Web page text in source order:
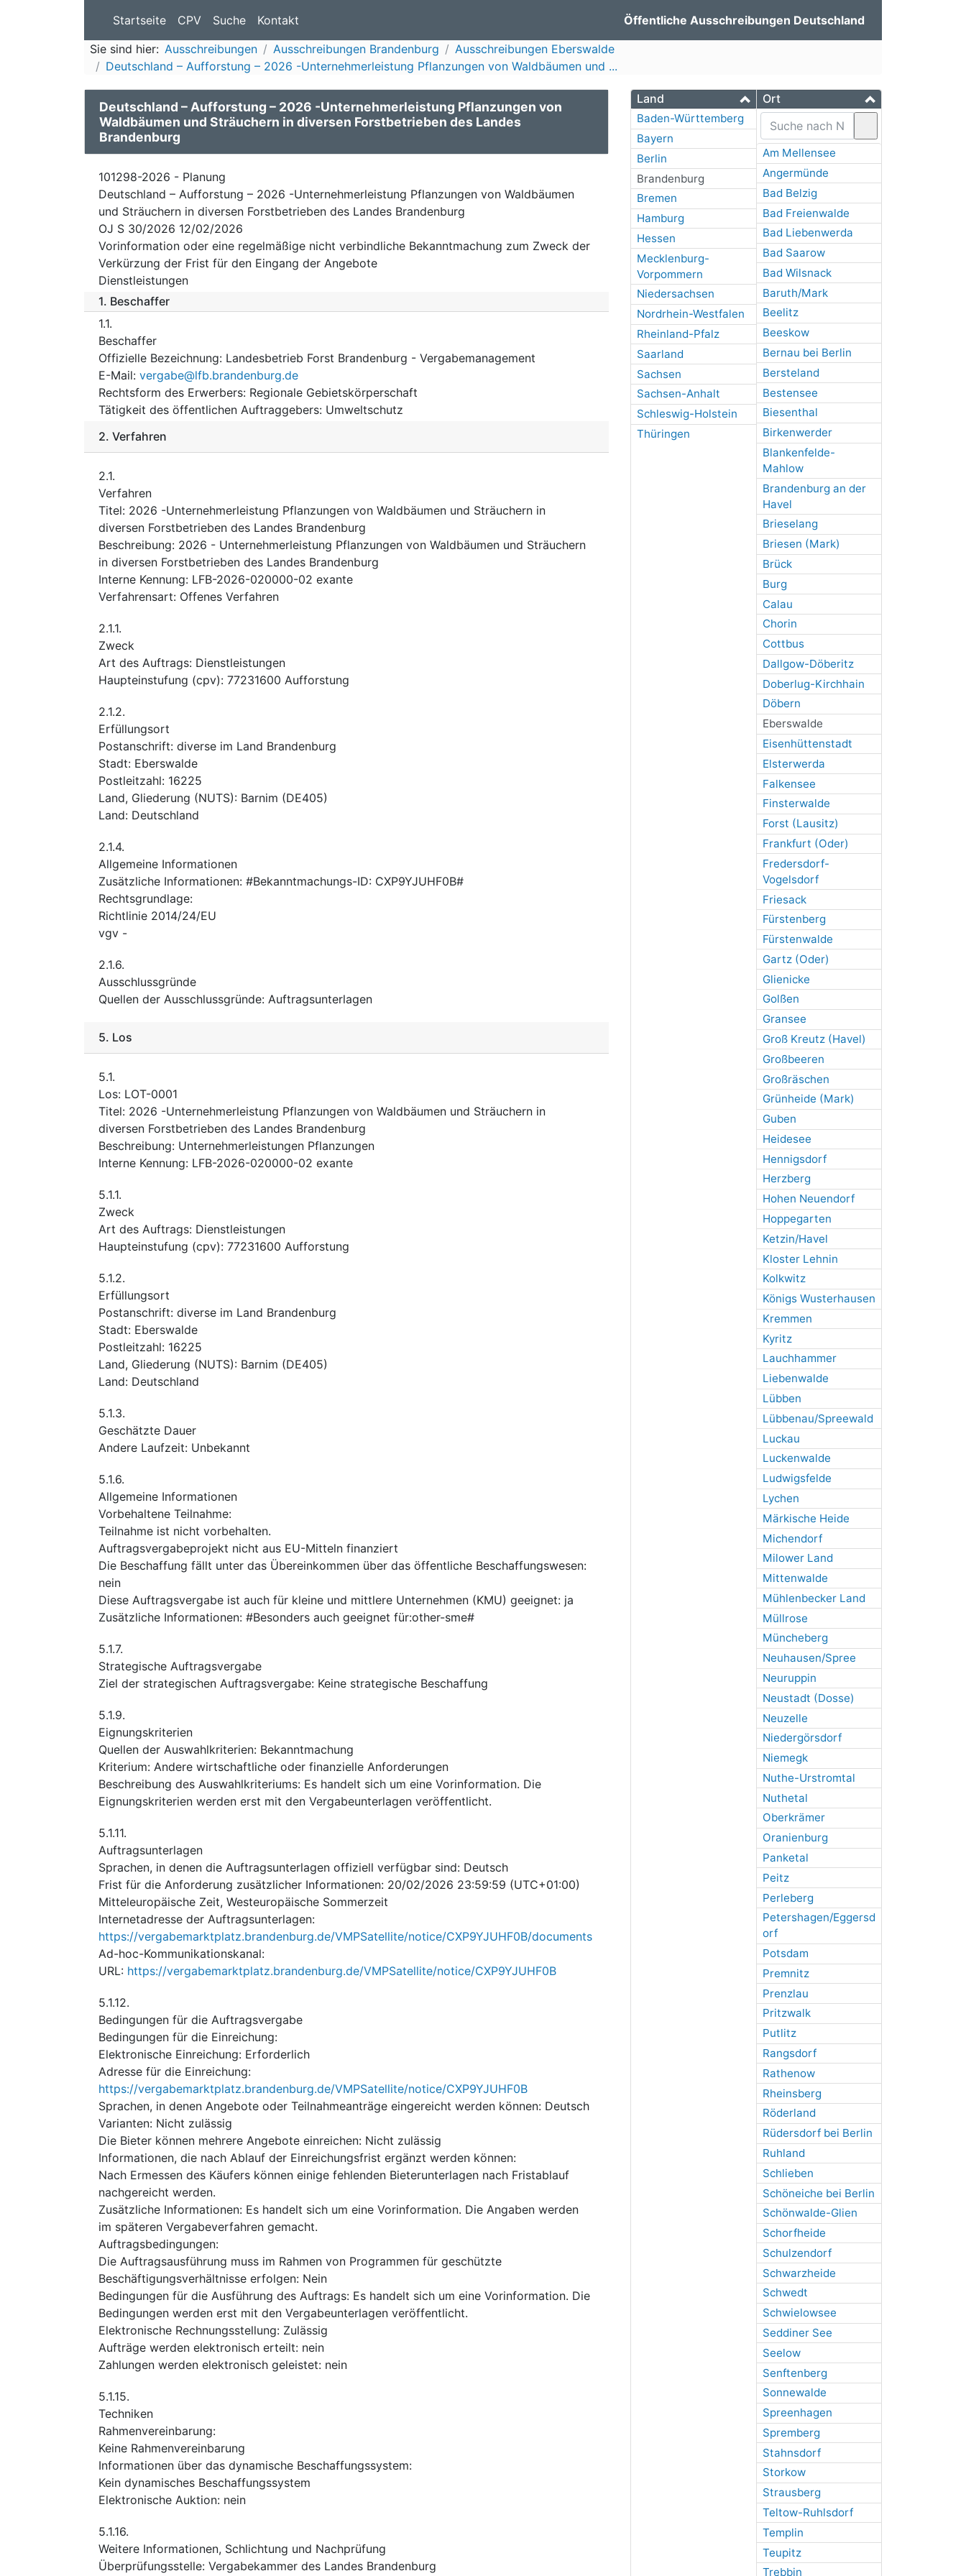
Startseite CPV Suche Kontakt Öffentliche Ausschreibungen Deutschland
Sie sind hier: Ausschreibungen Ausschreibungen Brandenburg
Ausschreibungen Eberswalde
Deutschland – Aufforstung – 2026 -Unternehmerleistung Pflanzungen von Waldbäumen und ...
Land
Baden-Württemberg
Bayern
Berlin
Brandenburg
Bremen
Hamburg
Hessen
Mecklenburg-
Vorpommern
Niedersachsen
Nordrhein-Westfalen
Rheinland-Pfalz
Saarland
Sachsen
Sachsen-Anhalt
Schleswig-Holstein
Thüringen
Ort
Am Mellensee
Angermünde
Bad Belzig
Bad Freienwalde
Bad Liebenwerda
Bad Saarow
Bad Wilsnack
Baruth/Mark
Beelitz
Beeskow
Bernau bei Berlin
Bersteland
Bestensee
Biesenthal
Birkenwerder
Blankenfelde-
Mahlow
Brandenburg an der
Havel
Brieselang
Briesen (Mark)
Brück
Burg
Calau
Chorin
Cottbus
Dallgow-Döberitz
Doberlug-Kirchhain
Döbern
Eberswalde
Eisenhüttenstadt
Elsterwerda
Falkensee
Finsterwalde
Forst (Lausitz)
Frankfurt (Oder)
Fredersdorf-
Vogelsdorf
Friesack
Fürstenberg
Fürstenwalde
Gartz (Oder)
Glienicke
Golßen
Gransee
Groß Kreutz (Havel)
Großbeeren
Großräschen
Grünheide (Mark)
Guben
Heidesee
Hennigsdorf
Herzberg
Hohen Neuendorf
Hoppegarten
Ketzin/Havel
Kloster Lehnin
Kolkwitz
Königs Wusterhausen
Kremmen
Kyritz
Lauchhammer
Liebenwalde
Lübben
Lübbenau/Spreewald
Luckau
Luckenwalde
Ludwigsfelde
Lychen
Märkische Heide
Michendorf
Milower Land
Mittenwalde
Mühlenbecker Land
Müllrose
Müncheberg
Neuhausen/Spree
Neuruppin
Neustadt (Dosse)
Neuzelle
Niedergörsdorf
Niemegk
Nuthe-Urstromtal
Nuthetal
Oberkrämer
Oranienburg
Panketal
Peitz
Perleberg
Petershagen/Eggersd
orf
Potsdam
Premnitz
Prenzlau
Pritzwalk
Putlitz
Rangsdorf
Rathenow
Rheinsberg
Röderland
Rüdersdorf bei Berlin
Ruhland
Schlieben
Schöneiche bei Berlin
Schönwalde-Glien
Schorfheide
Schulzendorf
Schwarzheide
Schwedt
Schwielowsee
Seddiner See
Seelow
Senftenberg
Sonnewalde
Spreenhagen
Spremberg
Stahnsdorf
Storkow
Strausberg
Teltow-Ruhlsdorf
Templin
Teupitz
Trebbin
Deutschland – Aufforstung – 2026 -Unternehmerleistung Pflanzungen von
Waldbäumen und Sträuchern in diversen Forstbetrieben des Landes
Brandenburg
101298-2026 - Planung
Deutschland – Aufforstung – 2026 -Unternehmerleistung Pflanzungen von Waldbäumen
und Sträuchern in diversen Forstbetrieben des Landes Brandenburg
OJ S 30/2026 12/02/2026
Vorinformation oder eine regelmäßige nicht verbindliche Bekanntmachung zum Zweck der
Verkürzung der Frist für den Eingang der Angebote
Dienstleistungen
1. Beschaffer
1.1.
Beschaffer
Offizielle Bezeichnung: Landesbetrieb Forst Brandenburg - Vergabemanagement
E-Mail: vergabe@lfb.brandenburg.de
Rechtsform des Erwerbers: Regionale Gebietskörperschaft
Tätigkeit des öffentlichen Auftraggebers: Umweltschutz
2. Verfahren
2.1.
Verfahren
Titel: 2026 -Unternehmerleistung Pflanzungen von Waldbäumen und Sträuchern in
diversen Forstbetrieben des Landes Brandenburg
Beschreibung: 2026 - Unternehmerleistung Pflanzungen von Waldbäumen und Sträuchern
in diversen Forstbetrieben des Landes Brandenburg
Interne Kennung: LFB-2026-020000-02 exante
Verfahrensart: Offenes Verfahren
2.1.1.
Zweck
Art des Auftrags: Dienstleistungen
Haupteinstufung (cpv): 77231600 Aufforstung
2.1.2.
Erfüllungsort
Postanschrift: diverse im Land Brandenburg
Stadt: Eberswalde
Postleitzahl: 16225
Land, Gliederung (NUTS): Barnim (DE405)
Land: Deutschland
2.1.4.
Allgemeine Informationen
Zusätzliche Informationen: #Bekanntmachungs-ID: CXP9YJUHF0B#
Rechtsgrundlage:
Richtlinie 2014/24/EU
vgv -
2.1.6.
Ausschlussgründe
Quellen der Ausschlussgründe: Auftragsunterlagen
5. Los
5.1.
Los: LOT-0001
Titel: 2026 -Unternehmerleistung Pflanzungen von Waldbäumen und Sträuchern in
diversen Forstbetrieben des Landes Brandenburg
Beschreibung: Unternehmerleistungen Pflanzungen
Interne Kennung: LFB-2026-020000-02 exante
5.1.1.
Zweck
Art des Auftrags: Dienstleistungen
Haupteinstufung (cpv): 77231600 Aufforstung
5.1.2.
Erfüllungsort
Postanschrift: diverse im Land Brandenburg
Stadt: Eberswalde
Postleitzahl: 16225
Land, Gliederung (NUTS): Barnim (DE405)
Land: Deutschland
5.1.3.
Geschätzte Dauer
Andere Laufzeit: Unbekannt
5.1.6.
Allgemeine Informationen
Vorbehaltene Teilnahme:
Teilnahme ist nicht vorbehalten.
Auftragsvergabeprojekt nicht aus EU-Mitteln finanziert
Die Beschaffung fällt unter das Übereinkommen über das öffentliche Beschaffungswesen:
nein
Diese Auftragsvergabe ist auch für kleine und mittlere Unternehmen (KMU) geeignet: ja
Zusätzliche Informationen: #Besonders auch geeignet für:other-sme#
5.1.7.
Strategische Auftragsvergabe
Ziel der strategischen Auftragsvergabe: Keine strategische Beschaffung
5.1.9.
Eignungskriterien
Quellen der Auswahlkriterien: Bekanntmachung
Kriterium: Andere wirtschaftliche oder finanzielle Anforderungen
Beschreibung des Auswahlkriteriums: Es handelt sich um eine Vorinformation. Die
Eignungskriterien werden erst mit den Vergabeunterlagen veröffentlicht.
5.1.11.
Auftragsunterlagen
Sprachen, in denen die Auftragsunterlagen offiziell verfügbar sind: Deutsch
Frist für die Anforderung zusätzlicher Informationen: 20/02/2026 23:59:59 (UTC+01:00)
Mitteleuropäische Zeit, Westeuropäische Sommerzeit
Internetadresse der Auftragsunterlagen:
https://vergabemarktplatz.brandenburg.de/VMPSatellite/notice/CXP9YJUHF0B/documents
Ad-hoc-Kommunikationskanal:
URL: https://vergabemarktplatz.brandenburg.de/VMPSatellite/notice/CXP9YJUHF0B
5.1.12.
Bedingungen für die Auftragsvergabe
Bedingungen für die Einreichung:
Elektronische Einreichung: Erforderlich
Adresse für die Einreichung:
https://vergabemarktplatz.brandenburg.de/VMPSatellite/notice/CXP9YJUHF0B
Sprachen, in denen Angebote oder Teilnahmeanträge eingereicht werden können: Deutsch
Varianten: Nicht zulässig
Die Bieter können mehrere Angebote einreichen: Nicht zulässig
Informationen, die nach Ablauf der Einreichungsfrist ergänzt werden können:
Nach Ermessen des Käufers können einige fehlenden Bieterunterlagen nach Fristablauf
nachgereicht werden.
Zusätzliche Informationen: Es handelt sich um eine Vorinformation. Die Angaben werden
im späteren Vergabeverfahren gemacht.
Auftragsbedingungen:
Die Auftragsausführung muss im Rahmen von Programmen für geschützte
Beschäftigungsverhältnisse erfolgen: Nein
Bedingungen für die Ausführung des Auftrags: Es handelt sich um eine Vorinformation. Die
Bedingungen werden erst mit den Vergabeunterlagen veröffentlicht.
Elektronische Rechnungsstellung: Zulässig
Aufträge werden elektronisch erteilt: nein
Zahlungen werden elektronisch geleistet: nein
5.1.15.
Techniken
Rahmenvereinbarung:
Keine Rahmenvereinbarung
Informationen über das dynamische Beschaffungssystem:
Kein dynamisches Beschaffungssystem
Elektronische Auktion: nein
5.1.16.
Weitere Informationen, Schlichtung und Nachprüfung
Überprüfungsstelle: Vergabekammer des Landes Brandenburg